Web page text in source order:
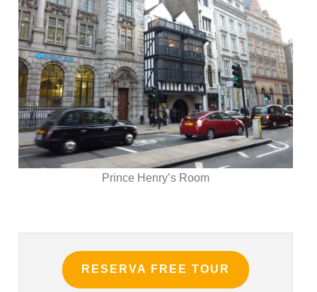
Prince Henry’s Room
RESERVA FREE TOUR